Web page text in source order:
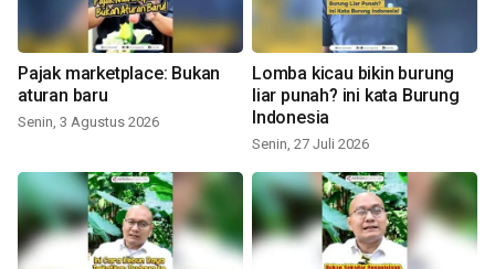
Pajak marketplace: Bukan
aturan baru
Senin, 3 Agustus 2026
Lomba kicau bikin burung
liar punah? ini kata Burung
Indonesia
Senin, 27 Juli 2026